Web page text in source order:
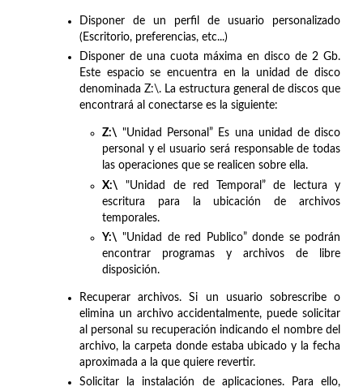
Disponer de un perfil de usuario personalizado
(Escritorio, preferencias, etc...)
Disponer de una cuota máxima en disco de 2 Gb.
Este espacio se encuentra en la unidad de disco
denominada Z:\. La estructura general de discos que
encontrará al conectarse es la siguiente:
Z:\ "Unidad Personal” Es una unidad de disco
personal y el usuario será responsable de todas
las operaciones que se realicen sobre ella.
X:\ "Unidad de red Temporal” de lectura y
escritura para la ubicación de archivos
temporales.
Y:\ "Unidad de red Publico” donde se podrán
encontrar programas y archivos de libre
disposición.
Recuperar archivos. Si un usuario sobrescribe o
elimina un archivo accidentalmente, puede solicitar
al personal su recuperación indicando el nombre del
archivo, la carpeta donde estaba ubicado y la fecha
aproximada a la que quiere revertir.
Solicitar la instalación de aplicaciones. Para ello,